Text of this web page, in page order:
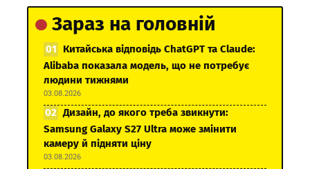
Зараз на головній
Китайська відповідь ChatGPT та Claude:
Alibaba показала модель, що не потребує
людини тижнями
03.08.2026
Дизайн, до якого треба звикнути:
Samsung Galaxy S27 Ultra може змінити
камеру й підняти ціну
03.08.2026